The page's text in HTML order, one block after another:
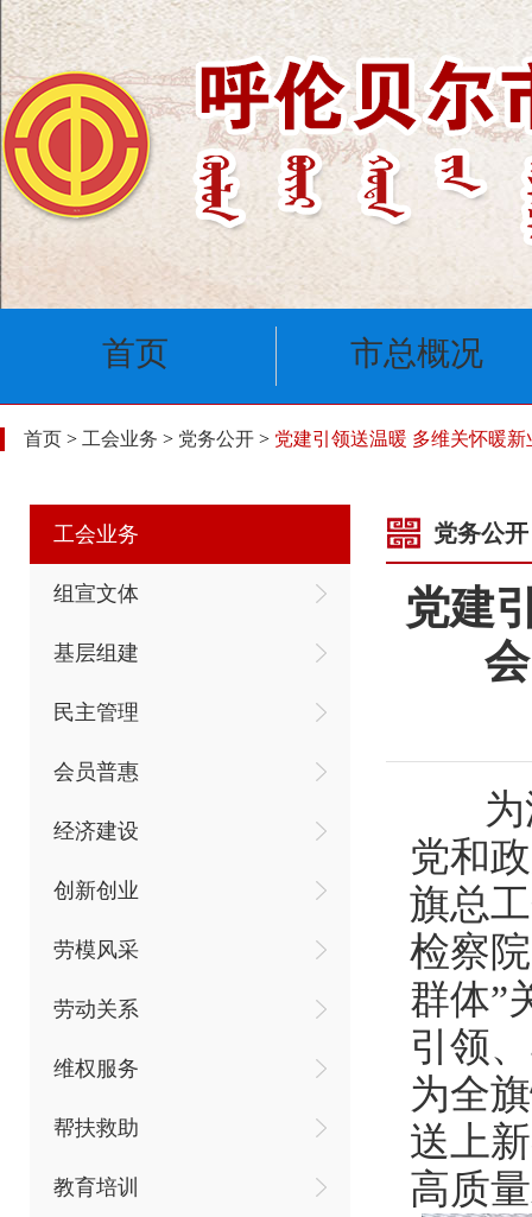
首页 市总概况
首页 > 工会业务 > 党务公开 > 党建引领送温暖 多维关怀暖
工会业务
组宣文体
基层组建
民主管理
会员普惠
经济建设
创新创业
劳模风采
劳动关系
维权服务
帮扶救助
教育培训
党务公开
党建
为深
党和
旗总
检察
群体”
引领
为全
送上
高质